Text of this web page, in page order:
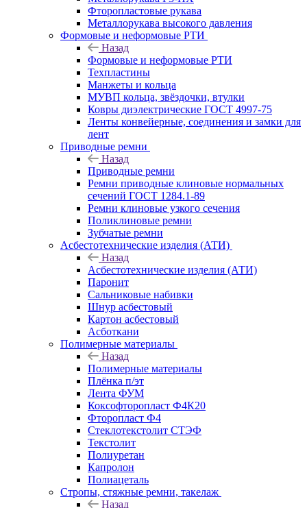
Фторопластовые рукава
Металлорукава высокого давления
Формовые и неформовые РТИ
Назад
Формовые и неформовые РТИ
Техпластины
Манжеты и кольца
МУВП кольца, звёздочки, втулки
Ковры диэлектрические ГОСТ 4997-75
Ленты конвейерные, соединения и замки для
лент
Приводные ремни
Назад
Приводные ремни
Ремни приводные клиновые нормальных
сечений ГОСТ 1284.1-89
Ремни клиновые узкого сечения
Поликлиновые ремни
Зубчатые ремни
Асбестотехнические изделия (АТИ)
Назад
Асбестотехнические изделия (АТИ)
Паронит
Сальниковые набивки
Шнур асбестовый
Картон асбестовый
Асботкани
Полимерные материалы
Назад
Полимерные материалы
Плёнка п/эт
Лента ФУМ
Коксофторопласт Ф4К20
Фторопласт Ф4
Стеклотекстолит СТЭФ
Текстолит
Полиуретан
Капролон
Полиацеталь
Стропы, стяжные ремни, такелаж
Назад